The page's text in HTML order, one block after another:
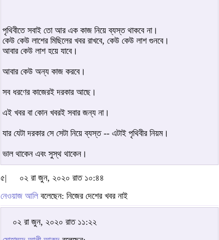
পৃথিবীতে সবাই তো আর এক কাজ নিয়ে ব্যস্ত থাকবে না।
কেউ কেউ লাশের মিছিলের খবর রাখবে, কেউ কেউ লাশ গুনবে।
আবার কেউ লাশ হয়ে যাবে।
আবার কেউ অন্য কাজ করবে।
সব ধরণের কাজেরই দরকার আছে।
এই খবর বা কোন খবরই সবার জন্য না।
যার যেটা দরকার সে সেটা নিয়ে ব্যস্ত -- এটাই পৃথিবীর নিয়ম।
ভাল থাকেন এবং সুস্থ থাকেন।
৫|
০২ রা জুন, ২০২০ রাত ১০:৪৪
নেওয়াজ আলি বলেছেন: নিজের দেশের খবর নাই
০২ রা জুন, ২০২০ রাত ১১:২২